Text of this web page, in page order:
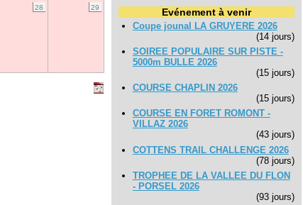
28 29 Evénement à venir
Coupe jounal LA GRUYERE 2026
(14 jours)
SOIREE POPULAIRE SUR PISTE -
5000m BULLE 2026
(15 jours)
COURSE CHAPLIN 2026
(15 jours)
COURSE EN FORET ROMONT -
VILLAZ 2026
(43 jours)
COTTENS TRAIL CHALLENGE 2026
(78 jours)
TROPHEE DE LA VALLEE DU FLON
- PORSEL 2026
(93 jours)